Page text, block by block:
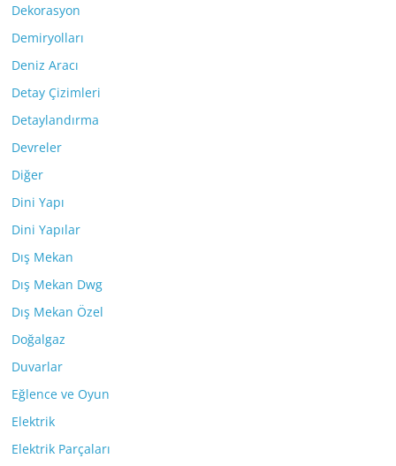
Dekorasyon
Demiryolları
Deniz Aracı
Detay Çizimleri
Detaylandırma
Devreler
Diğer
Dini Yapı
Dini Yapılar
Dış Mekan
Dış Mekan Dwg
Dış Mekan Özel
Doğalgaz
Duvarlar
Eğlence ve Oyun
Elektrik
Elektrik Parçaları